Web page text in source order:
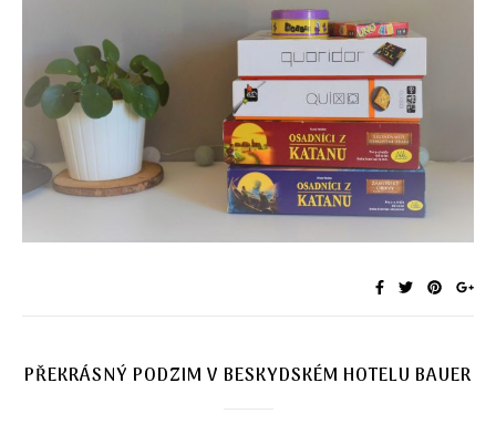
PŘEKRÁSNÝ PODZIM V BESKYDSKÉM HOTELU BAUER